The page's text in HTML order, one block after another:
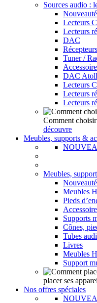
Sources audio :
Lecteurs
Lecteurs
DAC
Tuner /
DAC Atoll
Lecteurs
Lecteurs
Lecteurs
Comment
découvre
Meubles, supports &
Meubles,
Meubles
Pieds
Supports
Cônes,
Tubes
Livres
Meubles
Support
placer ses
Nos offres spéciales